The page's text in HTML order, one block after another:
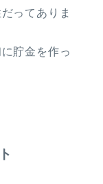
ってありま
貯金を作っ